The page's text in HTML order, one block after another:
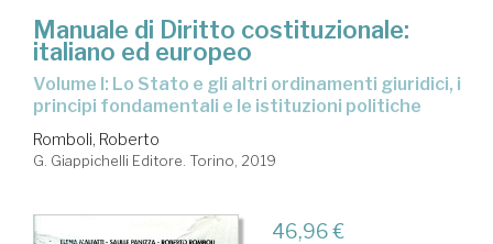
Manuale di Diritto costituzionale:
italiano ed europeo
Volume I: Lo Stato e gli altri ordinamenti giuridici, i
principi fondamentali e le istituzioni politiche
Romboli, Roberto
G. Giappichelli Editore. Torino, 2019
46,96 €